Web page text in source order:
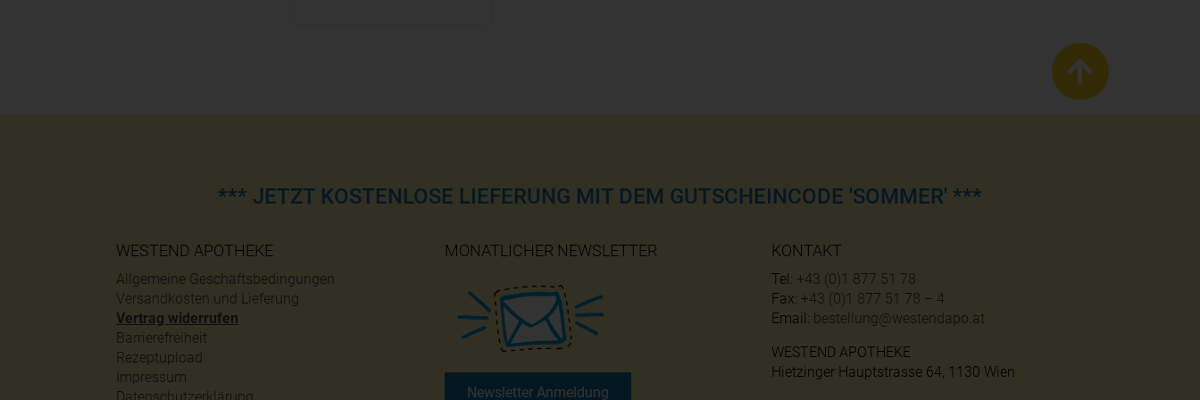
*** JETZT KOSTENLOSE LIEFERUNG MIT DEM GUTSCHEINCODE 'SOMMER' ***
WESTEND APOTHEKE
Allgemeine Geschäftsbedingungen
Versandkosten und Lieferung
Vertrag widerrufen
Barrierefreiheit
Rezeptupload
Impressum
MONATLICHER NEWSLETTER
Newsletter Anmeldung
KONTAKT
Tel: +43 (0)1 877 51 78
Fax: +43 (0)1 877 51 78 – 4
Email: bestellung@westendapo.at
WESTEND APOTHEKE
Hietzinger Hauptstrasse 64, 1130 Wien